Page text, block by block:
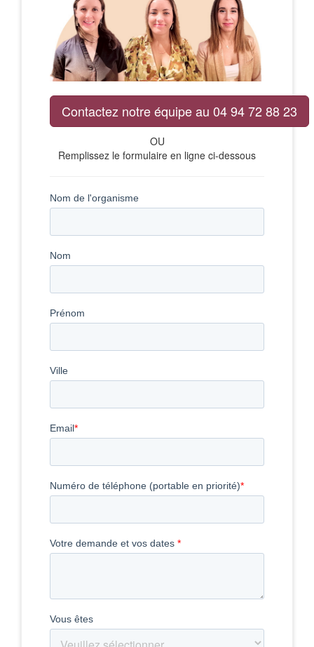
Contactez notre équipe au 04 94 72 88 23
OU
Remplissez le formulaire en ligne ci-dessous